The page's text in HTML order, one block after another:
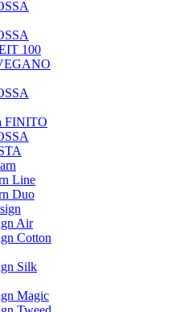
100
FINITO
Line
Duo
Air
Cotton
Silk
Magic